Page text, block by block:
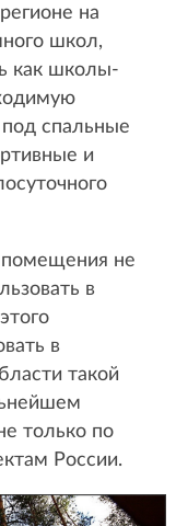
на
школ,
как школы-
спальные
и
не
в
в
такой
только по
России.